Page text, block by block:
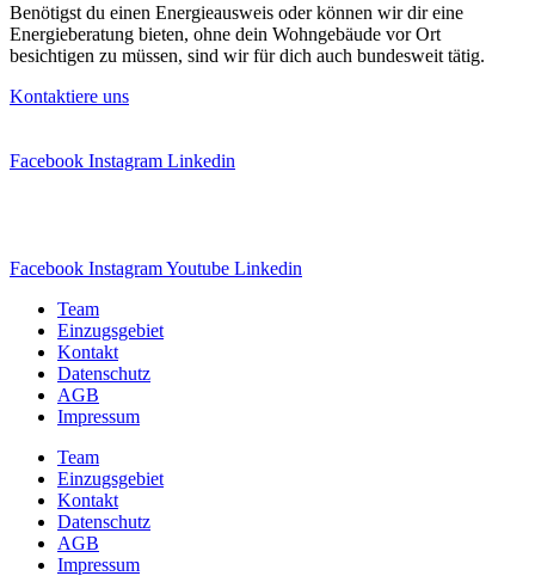
Benötigst du einen Energieausweis oder können wir dir eine
Energieberatung bieten, ohne dein Wohngebäude vor Ort
besichtigen zu müssen, sind wir für dich auch bundesweit tätig.
Kontaktiere uns
Facebook Instagram Linkedin
Facebook InstagramYoutube Linkedin
Team
Einzugsgebiet
Kontakt
Datenschutz
AGB
Impressum
Team
Einzugsgebiet
Kontakt
Datenschutz
AGB
Impressum